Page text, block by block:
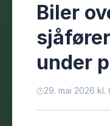
Biler
under
29. mai 2026 kl.